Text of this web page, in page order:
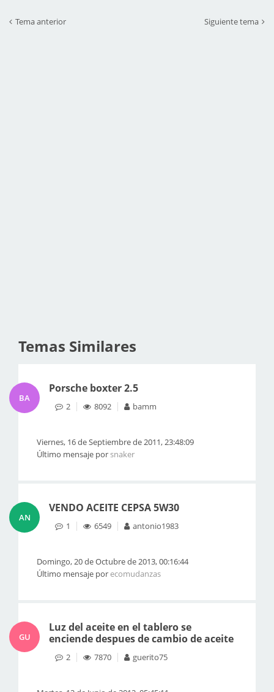
Tema anterior Siguiente tema
Temas Similares
BA
Porsche boxter 2.5
2 8092 bamm
Viernes, 16 de Septiembre de 2011, 23:48:09
Último mensaje porsnaker
AN
VENDO ACEITE CEPSA 5W30
1 6549 antonio1983
Domingo, 20 de Octubre de 2013, 00:16:44
Último mensaje porecomudanzas
GU
Luz del aceite en el tablero se
enciende despues de cambio de aceite
2 7870 guerito75